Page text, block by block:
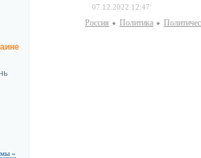
»
07.12.2022 12:47
Россия Политика